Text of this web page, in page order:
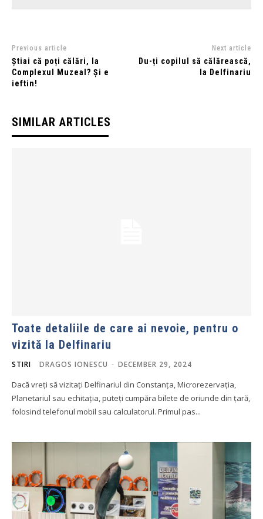
Previous article
Știai că poți călări, la
Complexul Muzeal? Și e
ieftin!
Next article
Du-ți copilul să călărească,
la Delfinariu
SIMILAR ARTICLES
Toate detaliile de care ai nevoie, pentru o
vizită la Delfinariu
STIRI DRAGOS IONESCU - DECEMBER 29, 2024
Dacă vreți să vizitați Delfinariul din Constanța, Microrezervația,
Planetariul sau echitația, puteți cumpăra bilete de oriunde din țară,
folosind telefonul mobil sau calculatorul. Primul pas...